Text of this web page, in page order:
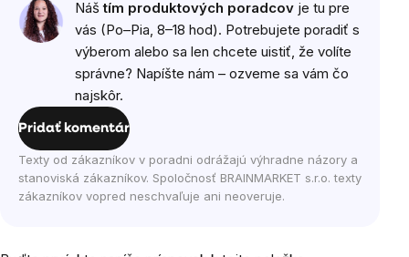
Náštím produktových poradcov je tu pre
vás (Po–Pia, 8–18 hod). Potrebujete poradiť s
výberom alebo sa len chcete uistiť, že volíte
správne? Napíšte nám – ozveme sa vám čo
najskôr.
Pridať komentár
Texty od zákazníkov v poradni odrážajú výhradne názory a
stanoviská zákazníkov. Spoločnosť BRAINMARKET s.r.o. texty
zákazníkov vopred neschvaľuje ani neoveruje.